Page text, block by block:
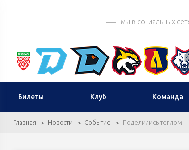
мы в социальных
Билеты Клуб Команда
Главная Новости Событие Поделились теплом